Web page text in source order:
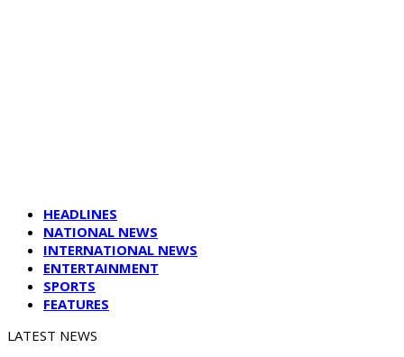
HEADLINES
NATIONAL NEWS
INTERNATIONAL NEWS
ENTERTAINMENT
SPORTS
FEATURES
LATEST NEWS